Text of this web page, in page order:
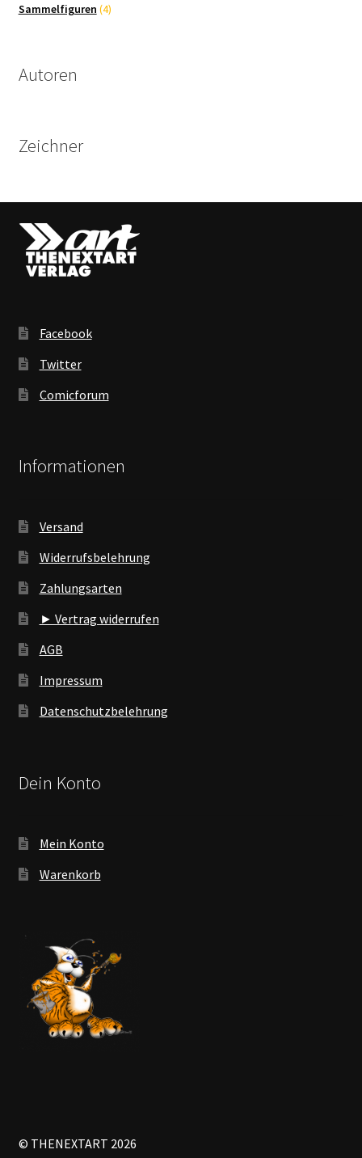
Produkte
Sammelfiguren 44
Autoren
Zeichner
Facebook
Twitter
Comicforum
Informationen
Versand
Widerrufsbelehrung
Zahlungsarten
► Vertrag widerrufen
AGB
Impressum
Datenschutzbelehrung
Dein Konto
Mein Konto
Warenkorb
© THENEXTART 2026